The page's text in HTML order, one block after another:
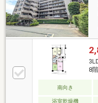
細・ご相談はお気
8
南向き
浴室乾燥機